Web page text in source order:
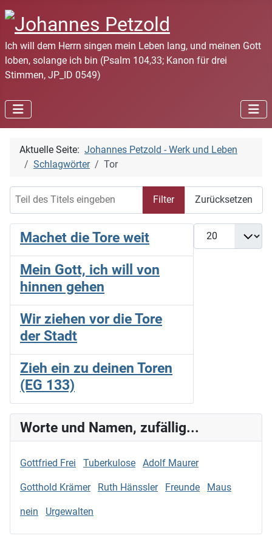
Ich will dem Herrn singen mein Leben lang, und meinen Gott
loben, solange ich bin (Psalm 104,33; Kanon für drei
Stimmen, JP_ID 0549)
Aktuelle Seite: Johannes Petzold - Werk und Leben
Schlagwörter
Tor
Filter Zurücksetzen
Anzeige #
Machet die Tore weit
Mein Gott, ich will von
hinnen gehen
Wir ziehen vor die Tore
der Stadt
Zieh ein zu deinen Toren
(EG 133)
Worte und Namen, zufällig...
Gottfried Frei Tuberkulose Adolf Maurer
Gotthold Krämer Ruth Hänssler Freunde Maus
nein Urgewalten